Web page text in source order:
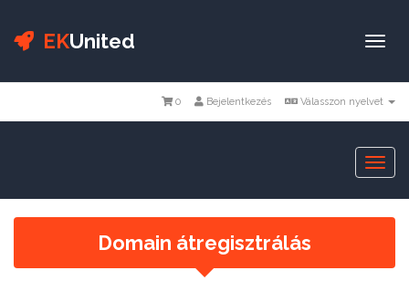
EKUnited
Válasszon nyelvet
Bejelentkezés
0
Domain átregisztrálás